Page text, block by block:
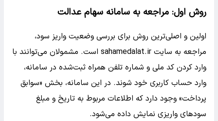
روش اول: مراجعه به سامانه سهام عدالت
اولین و اصلی‌ترین روش برای بررسی وضعیت واریز سود،
مراجعه به سایت sahamedalat.ir است. مشمولان می‌توانند با
وارد کردن کد ملی و شماره تلفن همراه ثبت‌شده در سامانه،
وارد حساب کاربری خود شوند. در این سامانه، بخش «سوابق
پرداخت» وجود دارد که اطلاعات مربوط به تاریخ و مبلغ
سودهای واریزی نمایش داده می‌شود.